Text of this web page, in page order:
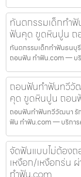
ทันตกรรมเด็กทำฟั
ฟันคุด ขูดหินปูน ถ
ทันตกรรมเด็กทำฟันธนบุ
ถอนฟัน ทำฟัน.com — บ
ถอนฟันทำฟันทวีวั
คุด ขูดหินปูน ถอน
ถอนฟันทำฟันทวีวัฒนา รั
ฟัน ทำฟัน.com — บริกา
จัดฟันแบบไม่ต้อง
เหงือก/เหงือกร่น